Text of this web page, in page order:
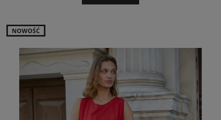
NOWOŚĆ